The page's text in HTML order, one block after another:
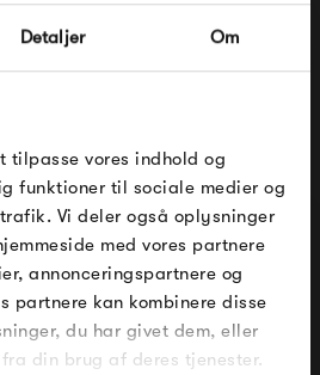
Detaljer Om
tilpasse vores indhold og
funktioner til sociale medier og
Vi deler også oplysninger
med vores partnere
annonceringspartnere og
partnere kan kombinere disse
du har givet dem, eller
din brug af deres tjenester.
samme kategori
NÆSTE ORDRE
sender vi rabatkoden til dig på
er 499 kr. for at indløse